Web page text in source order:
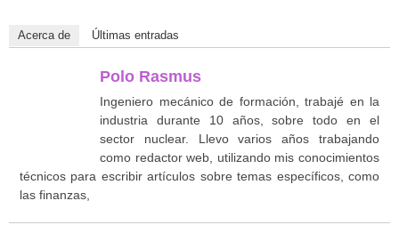
Acerca de Últimas entradas
Polo Rasmus
Ingeniero mecánico de formación, trabajé en la
industria durante 10 años, sobre todo en el
sector nuclear. Llevo varios años trabajando
como redactor web, utilizando mis conocimientos
técnicos para escribir artículos sobre temas específicos, como
las finanzas,